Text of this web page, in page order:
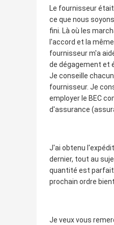
Le fournisseur
ce que nous
fini. Là où les
l'accord et la
fournisseur m'a
de dégagement et
Je conseille
fournisseur. Je
employer le BEC
d'assurance
J'ai obtenu
dernier, tout au
quantité est
prochain ordre
Je veux vous